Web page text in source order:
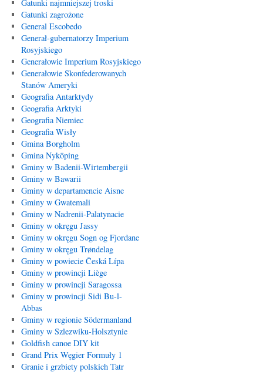
Gatunki najmniejszej troski
Gatunki zagrożone
General Escobedo
Generał-gubernatorzy Imperium
Rosyjskiego
Generałowie Imperium Rosyjskiego
Generałowie Skonfederowanych
Stanów Ameryki
Geografia Antarktydy
Geografia Arktyki
Geografia Niemiec
Geografia Wisły
Gmina Borgholm
Gmina Nyköping
Gminy w Badenii-Wirtembergii
Gminy w Bawarii
Gminy w departamencie Aisne
Gminy w Gwatemali
Gminy w Nadrenii-Palatynacie
Gminy w okręgu Jassy
Gminy w okręgu Sogn og Fjordane
Gminy w okręgu Trøndelag
Gminy w powiecie Česká Lípa
Gminy w prowincji Liège
Gminy w prowincji Saragossa
Gminy w prowincji Sidi Bu-l-
Abbas
Gminy w regionie Södermanland
Gminy w Szlezwiku-Holsztynie
Goldfish canoe DIY kit
Grand Prix Węgier Formuły 1
Granie i grzbiety polskich Tatr